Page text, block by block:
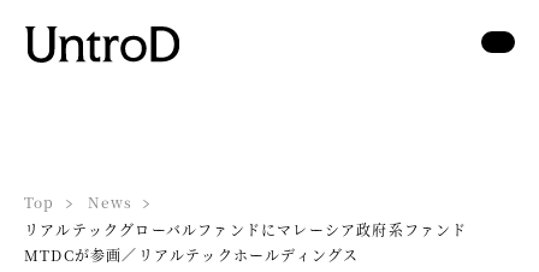
Top
News
リアルテックグローバルファンドにマレーシア政府系ファンド
MTDCが参画／リアルテックホールディングス